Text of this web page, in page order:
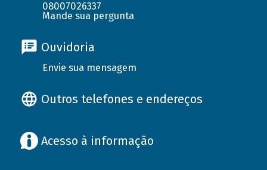
08007026337
Mande sua pergunta
Ouvidoria
Envie sua mensagem
Outros telefones e endereços
Acesso à informação